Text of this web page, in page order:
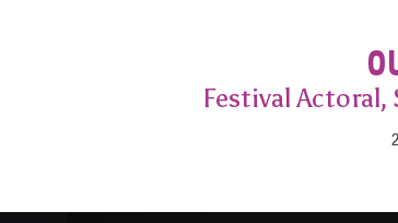
Festival Actoral,